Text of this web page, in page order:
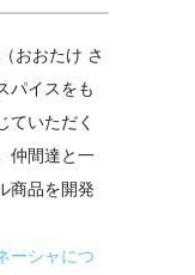
おおたけ さ
パイスをも
ていただく
仲間達と一
商品を開発
ーシャにつ